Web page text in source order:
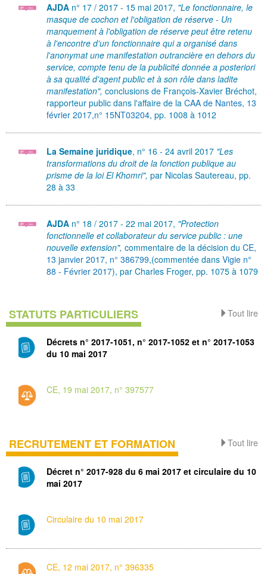
AJDA n° 17 / 2017 - 15 mai 2017, "Le fonctionnaire, le
masque de cochon et l'obligation de réserve - Un
manquement à l'obligation de réserve peut être retenu
à l'encontre d'un fonctionnaire qui a organisé dans
l'anonymat une manifestation outrancière en dehors du
service, compte tenu de la publicité donnée a posteriori
à sa qualité d'agent public et à son rôle dans ladite
manifestation", conclusions de François-Xavier Bréchot,
rapporteur public dans l'affaire de la CAA de Nantes, 13
février 2017,n° 15NT03204, pp. 1008 à 1012
La Semaine juridique, n° 16 - 24 avril 2017 "Les
transformations du droit de la fonction publique au
prisme de la loi El Khomri", par Nicolas Sautereau, pp.
28 à 33
AJDA n° 18 / 2017 - 22 mai 2017, "Protection
fonctionnelle et collaborateur du service public : une
nouvelle extension", commentaire de la décision du CE,
13 janvier 2017, n° 386799,(commentée dans Vigie n°
88 - Février 2017), par Charles Froger, pp. 1075 à 1079
Tout lire
STATUTS PARTICULIERS
Décrets n° 2017-1051, n° 2017-1052 et n° 2017-1053
du 10 mai 2017
CE, 19 mai 2017, n° 397577
Tout lire
RECRUTEMENT ET FORMATION
Décret n° 2017-928 du 6 mai 2017 et circulaire du 10
mai 2017
Circulaire du 10 mai 2017
CE, 12 mai 2017, n° 396335